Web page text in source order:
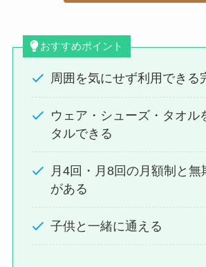
おすすめポイント
周囲を気にせず利用できる
ウェア・シューズ・タオル
タルできる
月4回・月8回の月額制と無
がある
子供と一緒に通える